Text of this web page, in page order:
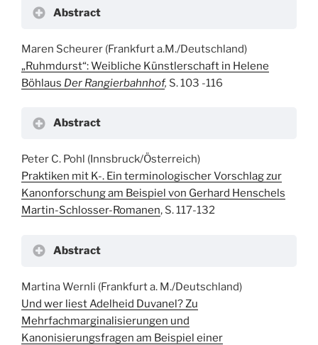
Abstract
Maren Scheurer (Frankfurt a.M./Deutschland)
„Ruhmdurst“: Weibliche Künstlerschaft in Helene
Böhlaus Der Rangierbahnhof, S. 103 -116
Abstract
Peter C. Pohl (Innsbruck/Österreich)
Praktiken mit K-. Ein terminologischer Vorschlag zur
Kanonforschung am Beispiel von Gerhard Henschels
Martin-Schlosser-Romanen, S. 117-132
Abstract
Martina Wernli (Frankfurt a. M./Deutschland)
Und wer liest Adelheid Duvanel? Zu
Mehrfachmarginalisierungen und
Kanonisierungsfragen am Beispiel einer